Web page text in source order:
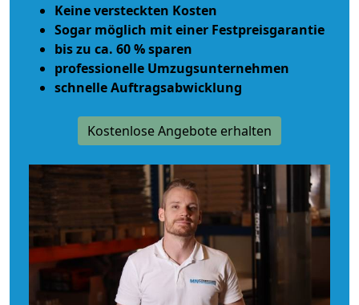
Keine versteckten Kosten
Sogar möglich mit einer Festpreisgarantie
bis zu ca. 60 % sparen
professionelle Umzugsunternehmen
schnelle Auftragsabwicklung
Kostenlose Angebote erhalten